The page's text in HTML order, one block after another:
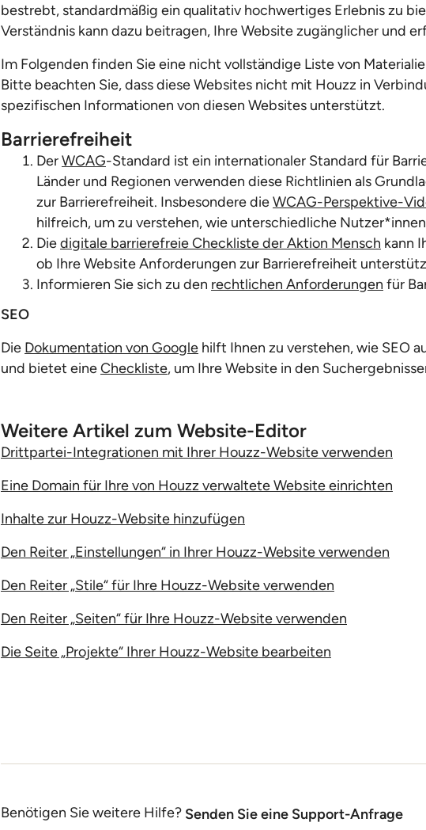
bestrebt, standardmäßig ein qualitativ hochwertiges Erlebnis zu
Verständnis kann dazu beitragen, Ihre Website zugänglicher und
Im Folgenden finden Sie eine nicht vollständige Liste von
Bitte beachten Sie, dass diese Websites nicht mit Houzz in
spezifischen Informationen von diesen Websites unterstützt.
Barrierefreiheit
DerWCAG-Standard ist ein internationaler Standard für
Länder und Regionen verwenden diese Richtlinien als
zur Barrierefreiheit. Insbesondere dieWCAG-Perspektive-
hilfreich, um zu verstehen, wie unterschiedliche
Diedigitale barrierefreie Checkliste der Aktion Mensch kann
ob Ihre Website Anforderungen zur Barrierefreiheit
Informieren Sie sich zu den rechtlichen Anforderungen für
SEO
Die Dokumentation von Google hilft Ihnen zu verstehen, wie SEO
und bietet eineCheckliste, um Ihre Website in den
Weitere Artikel zum Website-Editor
Drittpartei-Integrationen mit Ihrer Houzz-Website verwenden
Eine Domain für Ihre von Houzz verwaltete Website einrichten
Inhalte zur Houzz-Website hinzufügen
Den Reiter „Einstellungen“ in Ihrer Houzz-Website verwenden
Den Reiter „Stile“ für Ihre Houzz-Website verwenden
Den Reiter „Seiten“ für Ihre Houzz-Website verwenden
Die Seite „Projekte“ Ihrer Houzz-Website bearbeiten
Benötigen Sie weitere Hilfe? Senden Sie eine Support-Anfrage